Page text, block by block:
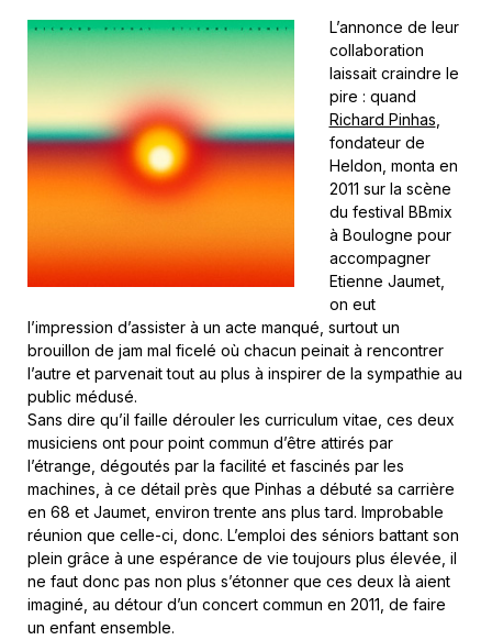
L’annonce de leur
collaboration
laissait craindre le
pire : quand
Richard Pinhas
fondateur de
Heldon, monta en
2011 sur la scène
du festival BBmix
à Boulogne pour
accompagner
Etienne Jaumet,
on eut
l’impression d’assister à un acte manqué, surtout un
brouillon de jam mal ficelé où chacun peinait à rencontrer
l’autre et parvenait tout au plus à inspirer de la sympathie au
public médusé.
Sans dire qu’il faille dérouler les curriculum vitae, ces deux
musiciens ont pour point commun d’être attirés par
l’étrange, dégoutés par la facilité et fascinés par les
machines, à ce détail près que Pinhas a débuté sa carrière
en 68 et Jaumet, environ trente ans plus tard. Improbable
réunion que celle-ci, donc. L’emploi des séniors battant son
plein grâce à une espérance de vie toujours plus élevée, il
ne faut donc pas non plus s’étonner que ces deux là aient
imaginé, au détour d’un concert commun en 2011, de faire
un enfant ensemble.